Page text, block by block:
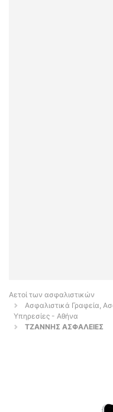
Αετοί των ασφαλιστικών
Ασφαλιστικά Γραφεία,
Υπηρεσίες - Αθήνα
ΤΖΑΝΝΗΣ ΑΣΦΑΛΕΙΕΣ